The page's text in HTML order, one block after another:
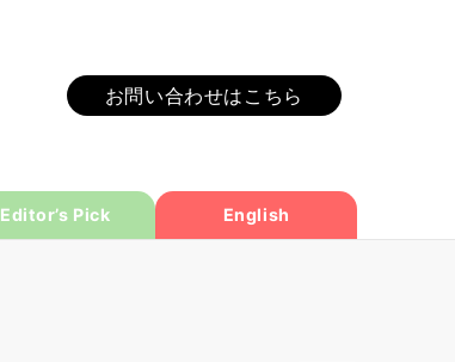
お問い合わせはこちら
Editor’s Pick English